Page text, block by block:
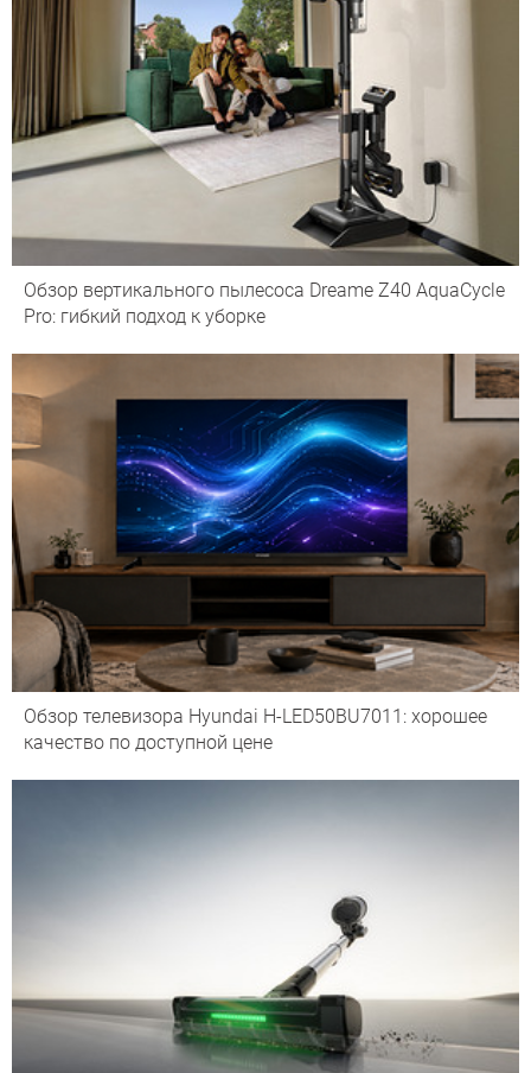
Обзор вертикального пылесоса Dreame Z40 AquaCycle
Pro: гибкий подход к уборке
Обзор телевизора Hyundai H-LED50BU7011: хорошее
качество по доступной цене